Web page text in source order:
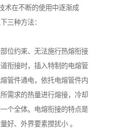
术在不断的使用中逐渐成
三种方法：
位约束、无法施行热熔衔接
衔接时，插入特制的电熔管
管件通电，依托电熔管件内
需求的热量进行熔接，冷却
个全体。电熔衔接的特点是
好、外界要素搅扰小 。